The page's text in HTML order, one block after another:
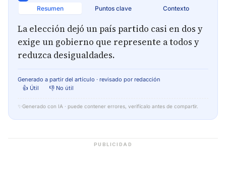
Resumen Puntos clave Contexto
La elección dejó un país partido casi en dos y
exige un gobierno que represente a todos y
reduzca desigualdades.
Generado a partir del artículo · revisado por redacción
👍 Útil
👎 No útil
✨ Generado con IA · puede contener errores, verifícalo antes de compartir.
PUBLICIDAD